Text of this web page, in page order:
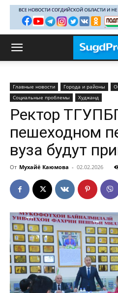
Главные новости Города и районы
Социальные проблемы
Худжанд
Ректор
пешеходном
вуза будут
От Мухайё Каюмова - 02.02.2026